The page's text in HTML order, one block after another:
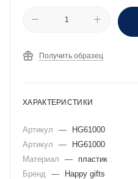
Получить образец
ХАРАКТЕРИСТИКИ
Артикул —
HG61000
Артикул
—
HG61000
Материал
—
пластик
Бренд
—
Happy gifts